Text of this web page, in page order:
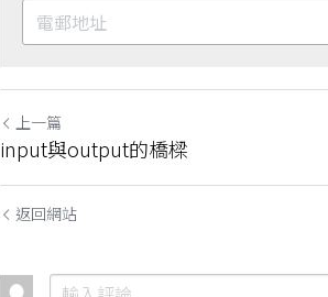
上一篇
input與output的橋樑
返回網站